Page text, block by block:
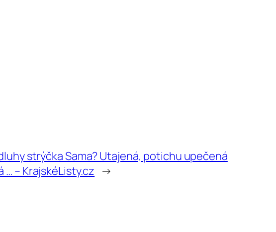
strýčka Sama? Utajená, potichu upečená
… – KrajskéListy.cz →